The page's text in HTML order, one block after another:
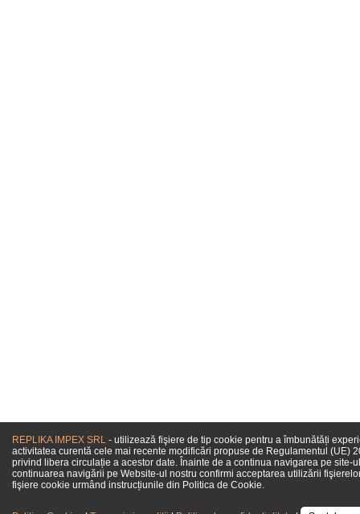
REPLIKA IMPEX SRL - utilizează fişiere de tip cookie pentru a îmbunătăți
activitatea curentă cele mai recente modificări propuse de Regulamentul
privind libera circulație a acestor date. Înainte de a continua navigarea pe
continuarea navigării pe Website-ul nostru confirmi acceptarea utilizării
fişiere cookie urmând instrucțiunile din Politica de Cookie.